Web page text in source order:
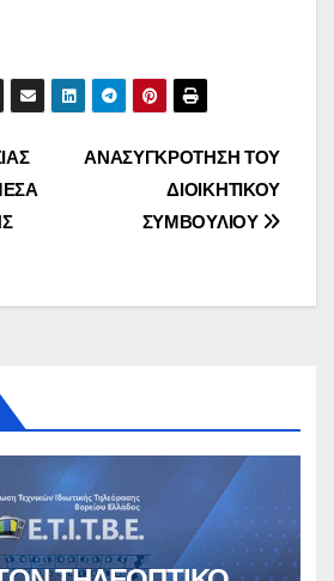
ΑΝΑΣΥΓΚΡΟΤΗΣΗ ΤΟΥ
ΔΙΟΙΚΗΤΙΚΟΥ
ΣΥΜΒΟΥΛΙΟΥ